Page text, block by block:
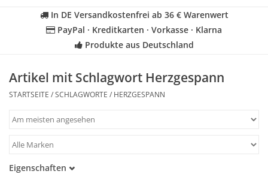
Kräuter
Für Kinder
Geschenkideen
In DE Versandkostenfrei ab 36 € Warenwert
PayPal · Kreditkarten · Vorkasse · Klarna
Produkte aus Deutschland
Artikel mit Schlagwort Herzgespann
STARTSEITE /SCHLAGWORTE / HERZGESPANN
Eigenschaften